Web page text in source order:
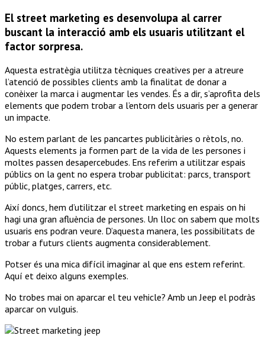
El street marketing es desenvolupa al carrer
buscant la interacció amb els usuaris utilitzant el
factor sorpresa.
Aquesta estratègia utilitza tècniques creatives per a atreure
l’atenció de possibles clients amb la finalitat de donar a
conèixer la marca i augmentar les vendes. És a dir, s’aprofita dels
elements que podem trobar a l’entorn dels usuaris per a generar
un impacte.
No estem parlant de les pancartes publicitàries o rètols, no.
Aquests elements ja formen part de la vida de les persones i
moltes passen desapercebudes. Ens referim a utilitzar espais
públics on la gent no espera trobar publicitat: parcs, transport
públic, platges, carrers, etc.
Així doncs, hem d’utilitzar el street marketing en espais on hi
hagi una gran afluència de persones. Un lloc on sabem que molts
usuaris ens podran veure. D’aquesta manera, les possibilitats de
trobar a futurs clients augmenta considerablement.
Potser és una mica difícil imaginar al que ens estem referint.
Aquí et deixo alguns exemples.
No trobes mai on aparcar el teu vehicle? Amb un Jeep el podràs
aparcar on vulguis.